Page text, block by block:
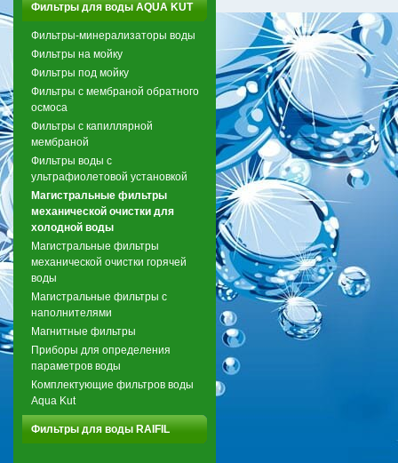
Фильтры для воды AQUA KUT
Фильтры-минерализаторы воды
Фильтры на мойку
Фильтры под мойку
Фильтры с мембраной обратного
осмоса
Фильтры с капиллярной
мембраной
Фильтры воды с
ультрафиолетовой установкой
Магистральные фильтры
механической очистки для
холодной воды
Магистральные фильтры
механической очистки горячей
воды
Магистральные фильтры с
наполнителями
Магнитные фильтры
Приборы для определения
параметров воды
Комплектующие фильтров воды
Aqua Kut
Фильтры для воды RAIFIL